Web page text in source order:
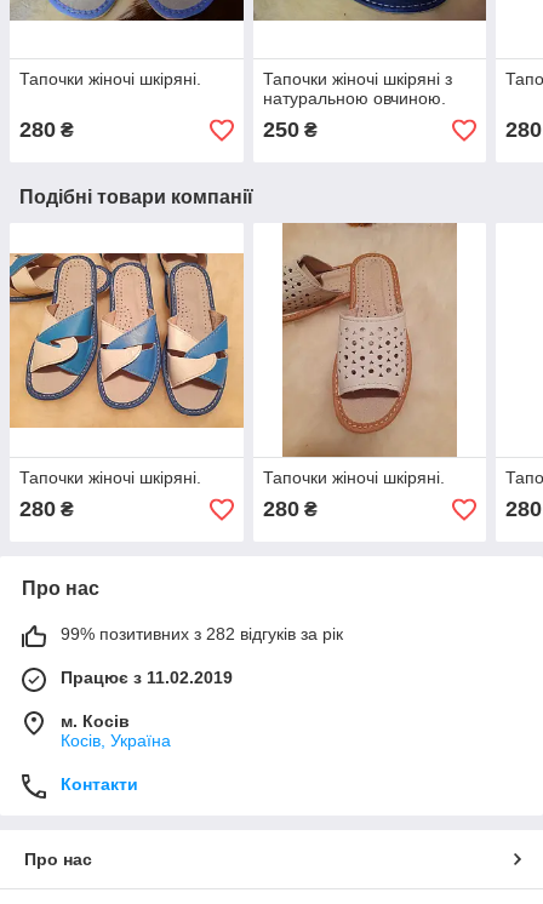
Тапочки жіночі шкіряні.
280 ₴
Тапочки жіночі шкіряні з
натуральною овчиною.
250₴ 280
Подібні товари компанії
Тапочки жіночі шкіряні.
280 ₴
Тапочки жіночі шкіряні.
280₴ 280
Про нас
99% позитивних з 282 відгуків за рік
Працює з 11.02.2019
м. Косів
Косів, Україна
Контакти
Про нас